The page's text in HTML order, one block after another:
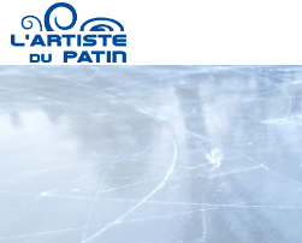
Hockey
Hockey